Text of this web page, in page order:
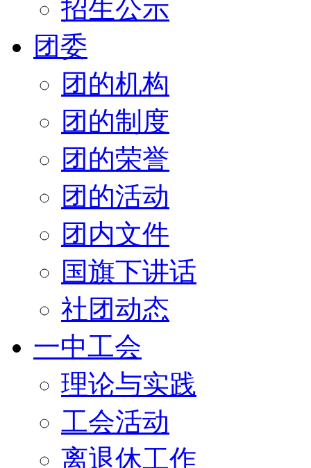
招生公示
团委
团的机构
团的制度
团的荣誉
团的活动
团内文件
国旗下讲话
社团动态
一中工会
理论与实践
工会活动
离退休工作